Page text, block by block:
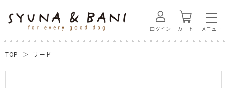
ログイン カート
TOP リード